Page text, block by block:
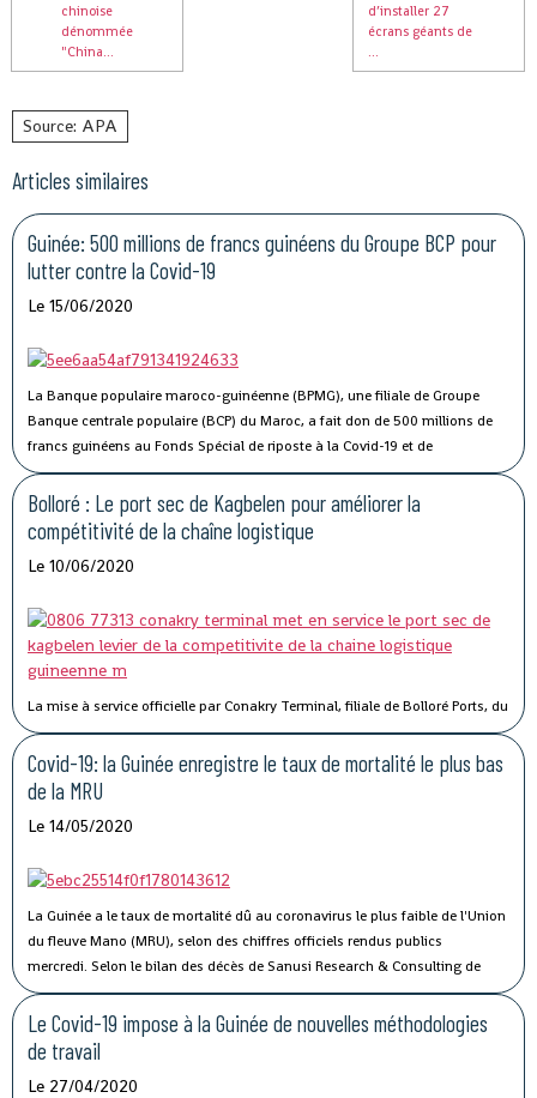
chinoise
dénommée
"China...
d’installer 27
écrans géants de
Source: APA
Articles similaires
Guinée: 500 millions de francs guinéens du Groupe BCP pour
lutter contre la Covid-19
Le 15/06/2020
La Banque populaire maroco-guinéenne (BPMG), une filiale de Groupe
Banque centrale populaire (BCP) du Maroc, a fait don de 500 millions de
francs guinéens au Fonds Spécial de riposte à la Covid-19 et de
stabilisation économique de la Guinée.
Bolloré : Le port sec de Kagbelen pour améliorer la
compétitivité de la chaîne logistique
Le 10/06/2020
La mise à service officielle par Conakry Terminal, filiale de Bolloré Ports, du
port sec de Kagbelen, permettra « l’amélioration des performances et la
compétitivité du Port Autonome de Conakry ».« Le développement du port
sec de Kagbelen répond au double défi de la gestion optimale des espaces
de stockage du terminal à conteneurs et de la célérité des services de
livraison des véhicules. En complément des nouveaux portiques de parc
permettra l’amélioration des performances et la compétitivité du Port
Autonome de Conakry, », a déclaré Madame Traoré Tahirou Barry,
Directrice générale de Conakry Terminal.
Covid-19: la Guinée enregistre le taux de mortalité le plus bas
de la MRU
Le 14/05/2020
La Guinée a le taux de mortalité dû au coronavirus le plus faible de l'Union
du fleuve Mano (MRU), selon des chiffres officiels rendus publics
mercredi. Selon le bilan des décès de Sanusi Research & Consulting de
l’Union, qui regroupe la Côte d’Ivoire, la Guinée, le Libéria et la Sierra Leone,
73 personnes ont succombé au Covid-19.
Le Covid-19 impose à la Guinée de nouvelles méthodologies
de travail
Le 27/04/2020